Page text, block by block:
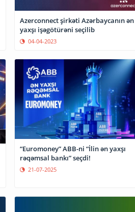
Azerconnect şirkəti Azərbaycanın ən
yaxşı işəgötürəni seçilib
04-04-2023
“Euromoney” ABB-ni “İlin ən yaxşı
rəqəmsal bankı” seçdi!
21-07-2025